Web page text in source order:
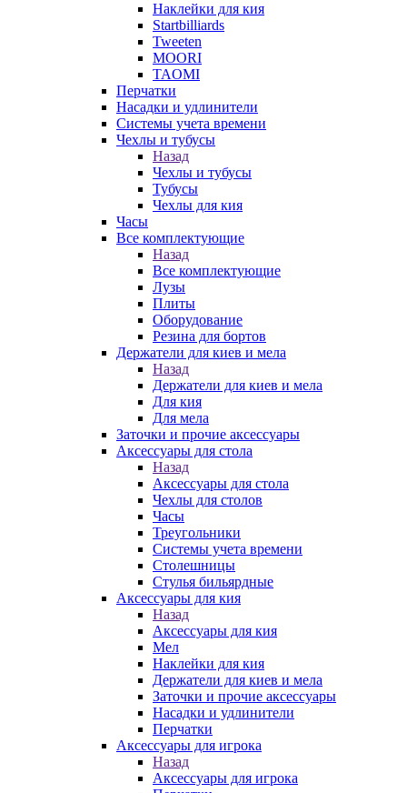
Наклейки для кия
Startbilliards
Tweeten
MOORI
TAOMI
Перчатки
Насадки и удлинители
Системы учета времени
Чехлы и тубусы
Назад
Чехлы и тубусы
Тубусы
Чехлы для кия
Часы
Все комплектующие
Назад
Все комплектующие
Лузы
Плиты
Оборудование
Резина для бортов
Держатели для киев и мела
Назад
Держатели для киев и мела
Для кия
Для мела
Заточки и прочие аксессуары
Аксессуары для стола
Назад
Аксессуары для стола
Чехлы для столов
Часы
Треугольники
Системы учета времени
Столешницы
Стулья бильярдные
Аксессуары для кия
Назад
Аксессуары для кия
Мел
Наклейки для кия
Держатели для киев и мела
Заточки и прочие аксессуары
Насадки и удлинители
Перчатки
Аксессуары для игрока
Назад
Аксессуары для игрока